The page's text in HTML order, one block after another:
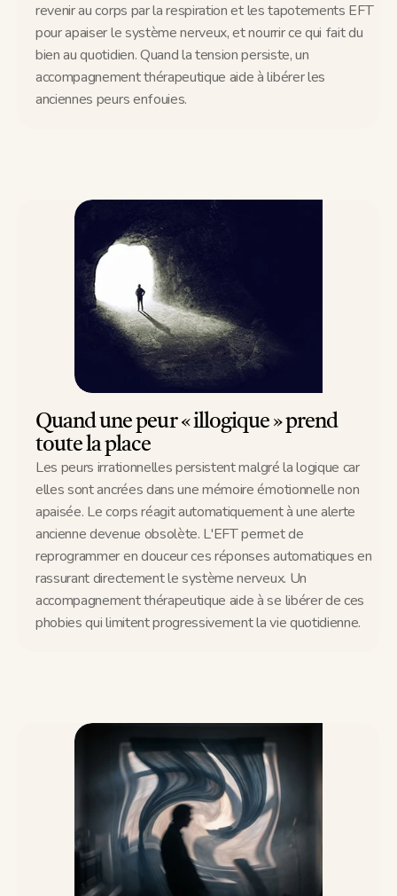
revenir au corps par la respiration et les tapotements EFT
pour apaiser le système nerveux, et nourrir ce qui fait du
bien au quotidien. Quand la tension persiste, un
accompagnement thérapeutique aide à libérer les
anciennes peurs enfouies.
Quand une peur « illogique » prend
toute la place
Les peurs irrationnelles persistent malgré la logique car
elles sont ancrées dans une mémoire émotionnelle non
apaisée. Le corps réagit automatiquement à une alerte
ancienne devenue obsolète. L'EFT permet de
reprogrammer en douceur ces réponses automatiques en
rassurant directement le système nerveux. Un
accompagnement thérapeutique aide à se libérer de ces
phobies qui limitent progressivement la vie quotidienne.